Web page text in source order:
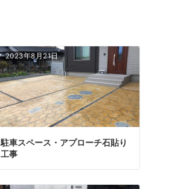
2023年8月21日
駐車スペース・アプローチ石貼り
工事